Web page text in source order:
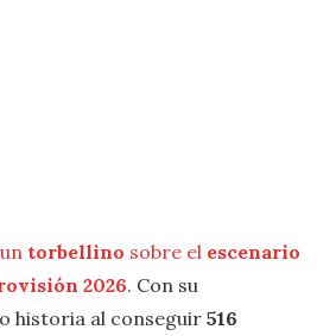
torbellino sobre el escenario
2026. Con su
historia al conseguir 516